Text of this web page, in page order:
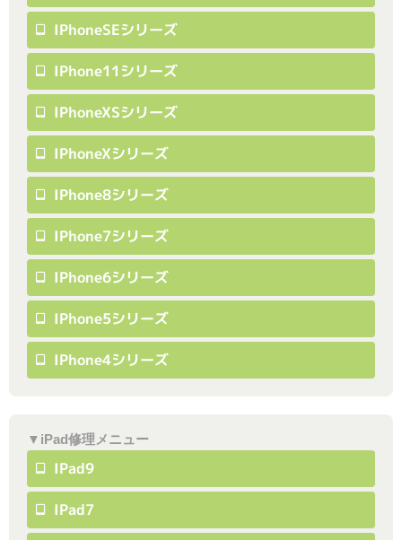
IPhoneSEシリーズ
IPhone11シリーズ
IPhoneXSシリーズ
IPhoneXシリーズ
IPhone8シリーズ
IPhone7シリーズ
IPhone6シリーズ
IPhone5シリーズ
IPhone4シリーズ
▼iPad修理メニュー
IPad9
IPad7